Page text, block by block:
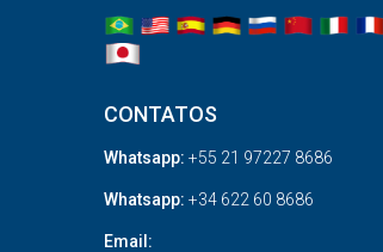
CONTATOS
Whatsapp: +55 21 97227 8686
Whatsapp: +34 622 60 8686
Email: